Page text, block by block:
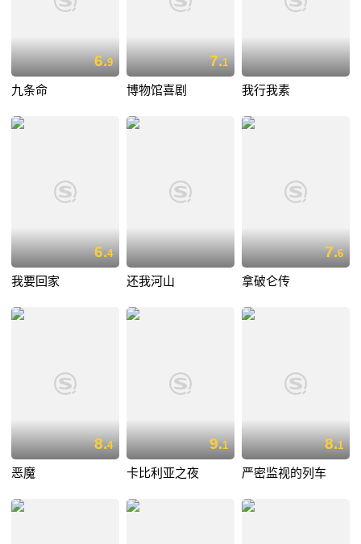
6.9
九条命
7.1
博物馆喜剧 我行我素
6.4
我要回家 还我河山
7.6
拿破仑传
8.4
恶魔
9.1
卡比利亚之夜
8.1
严密监视的列车